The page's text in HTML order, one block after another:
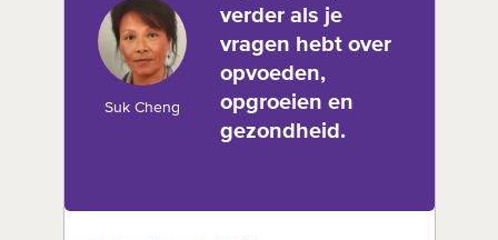
Suk Cheng
verder als je
vragen hebt over
opvoeden,
opgroeien en
gezondheid.